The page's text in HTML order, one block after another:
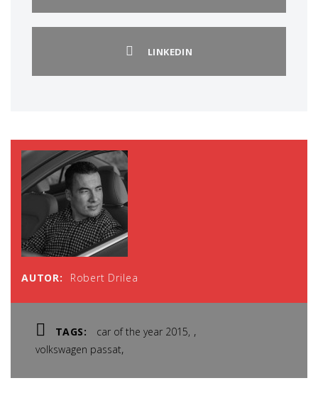
LINKEDIN
AUTOR: Robert Drilea
TAGS: car of the year 2015 ,
volkswagen passat,